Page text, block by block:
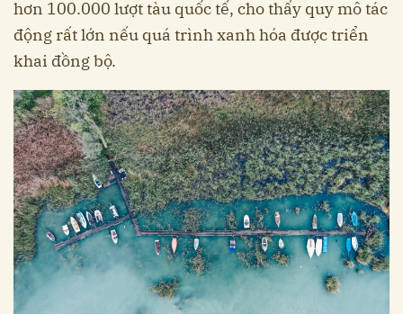
hơn 100.000 lượt tàu quốc tế, cho thấy quy mô tác
động rất lớn nếu quá trình xanh hóa được triển
khai đồng bộ.